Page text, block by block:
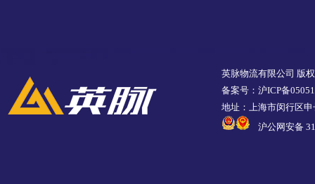
英脉物流有限公司 版
备案号：沪ICP备
地址：上海市闵行区
沪公网安备